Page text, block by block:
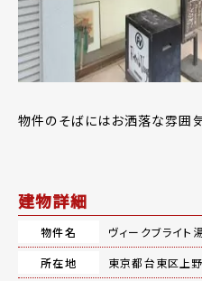
物件のそばにはお洒落な雰囲
建物詳細
物件名
ヴィークブライト
所在地
東京都台東区上